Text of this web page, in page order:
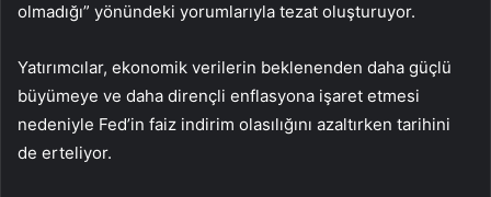
olmadığı” yönündeki yorumlarıyla tezat oluşturuyor.
Yatırımcılar, ekonomik verilerin beklenenden daha güçlü
büyümeye ve daha dirençli enflasyona işaret etmesi
nedeniyle Fed’in faiz indirim olasılığını azaltırken tarihini
de erteliyor.